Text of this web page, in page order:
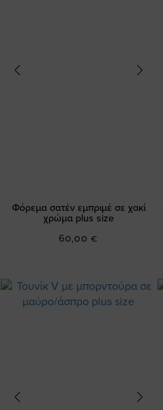
Φόρεμα σατέν εμπριμέ σε χακί
χρώμα plus size
60,00 €